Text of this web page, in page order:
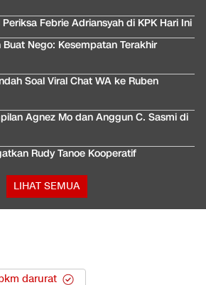
Febrie Adriansyah di KPK Hari Ini
Nego: Kesempatan Terakhir
Soal Viral Chat WA ke Ruben
Agnez Mo dan Anggun C. Sasmi di
Rudy Tanoe Kooperatif
LIHAT SEMUA
darurat